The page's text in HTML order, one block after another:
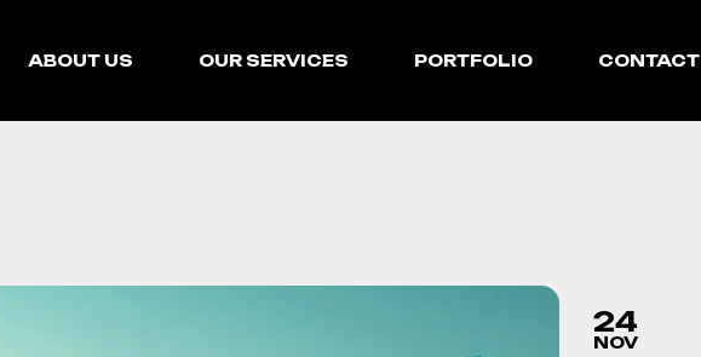
ABOUT US OUR SERVICES PORTFOLIO CONTACT
24
NOV